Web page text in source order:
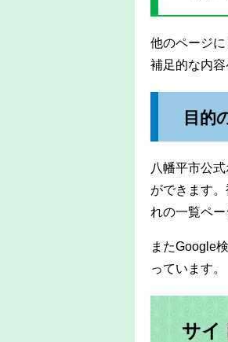
他のページ
補足的な内容
目的
八幡平市公
ができます
れの一覧ペー
またGoogle
っています。
サイ